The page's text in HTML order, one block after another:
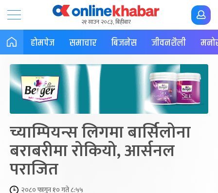
२१ साउन २०८३, बिहीबार
होमपेज समाचार बिजनेस जीवनशैली
च्याम्पियन्स लिगमा बार्सिलोना
बराबरीमा रोकियो, आर्सनल
पराजित
२०८० फागुन १० गते ८:५५